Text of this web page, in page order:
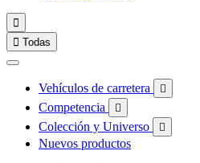

 Todas
Vehículos de carretera 
Competencia 
Colección y Universo 
Nuevos productos